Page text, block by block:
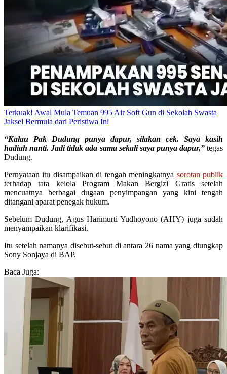
Terkuak! Awal Mula Temuan 995 Air Soft Gun di Sekolah Swasta
Jaksel Bermula dari Peristiwa Ini
“Kalau Pak Dudung punya dapur, silakan cek. Saya kasih
hadiah nanti. Jadi tidak ada sama sekali saya punya dapur,”tegas
Dudung.
Pernyataan itu disampaikan di tengah meningkatnya sorotan publik
terhadap tata kelola Program Makan Bergizi Gratis setelah
mencuatnya berbagai dugaan penyimpangan yang kini tengah
ditangani aparat penegak hukum.
Sebelum Dudung, Agus Harimurti Yudhoyono (AHY) juga sudah
menyampaikan klarifikasi.
Itu setelah namanya disebut-sebut di antara 26 nama yang diungkap
Sony Sonjaya di BAP.
Baca Juga: